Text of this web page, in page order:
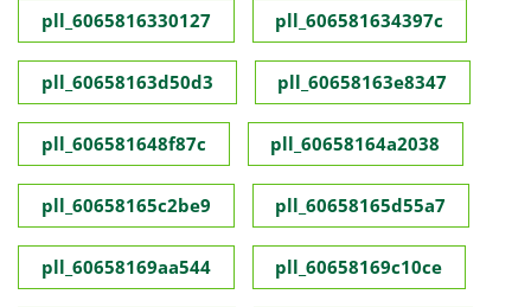
pll_6065816330127 pll_606581634397c
pll_60658163d50d3 pll_60658163e8347
pll_606581648f87c pll_60658164a2038
pll_60658165c2be9 pll_60658165d55a7
pll_60658169aa544 pll_60658169c10ce